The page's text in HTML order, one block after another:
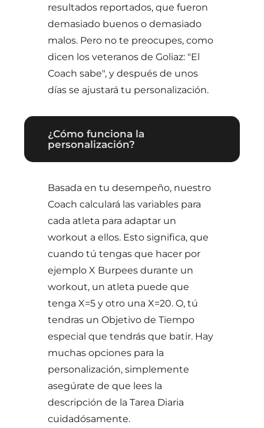
resultados reportados, que fueron
demasiado buenos o demasiado
malos. Pero no te preocupes, como
dicen los veteranos de Goliaz: "El
Coach sabe", y después de unos
días se ajustará tu personalización.
¿Cómo funciona la
personalización?
Basada en tu desempeño, nuestro
Coach calculará las variables para
cada atleta para adaptar un
workout a ellos. Esto significa, que
cuando tú tengas que hacer por
ejemplo X Burpees durante un
workout, un atleta puede que
tenga X=5 y otro una X=20. O, tú
tendras un Objetivo de Tiempo
especial que tendrás que batir. Hay
muchas opciones para la
personalización, simplemente
asegúrate de que lees la
descripción de la Tarea Diaria
cuidadósamente.